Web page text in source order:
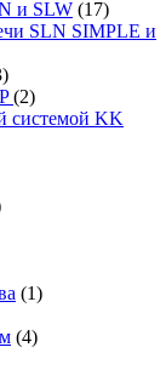
и SLW (17)
SLN SIMPLE и
(2)
системой KK
(1)
(4)